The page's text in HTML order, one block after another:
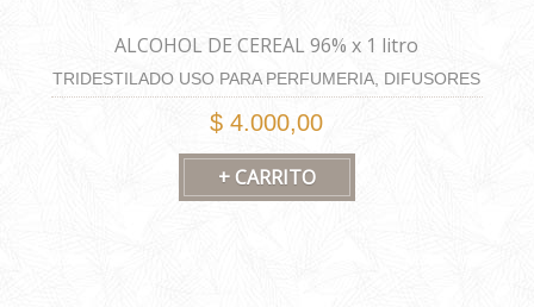
ALCOHOL DE CEREAL 96% x 1 litro
TRIDESTILADO USO PARA PERFUMERIA, DIFUSORES
Y HOME SPRAY
$ 4.000,00